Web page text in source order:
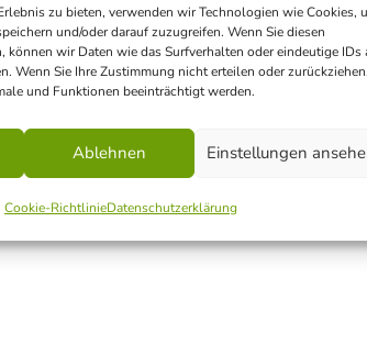
zu bieten, verwenden wir Technologien wie Cookies,
und/oder darauf zuzugreifen. Wenn Sie diesen
können wir Daten wie das Surfverhalten oder eindeutige IDs
Wenn Sie Ihre Zustimmung nicht erteilen oder zurückziehen,
und Funktionen beeinträchtigt werden.
Ablehnen Einstellungen
Cookie-RichtlinieDatenschutzerklärung
des Militärs nahm man auf die
dieser Session feiert ganz Bonn unter
Print Friendly